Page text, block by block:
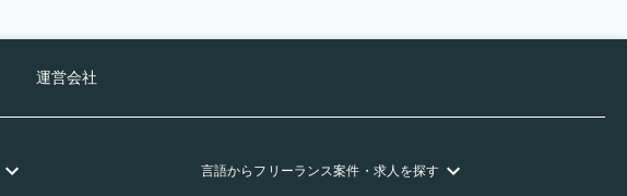
運営会社
言語からフリーランス案件・求人を探す